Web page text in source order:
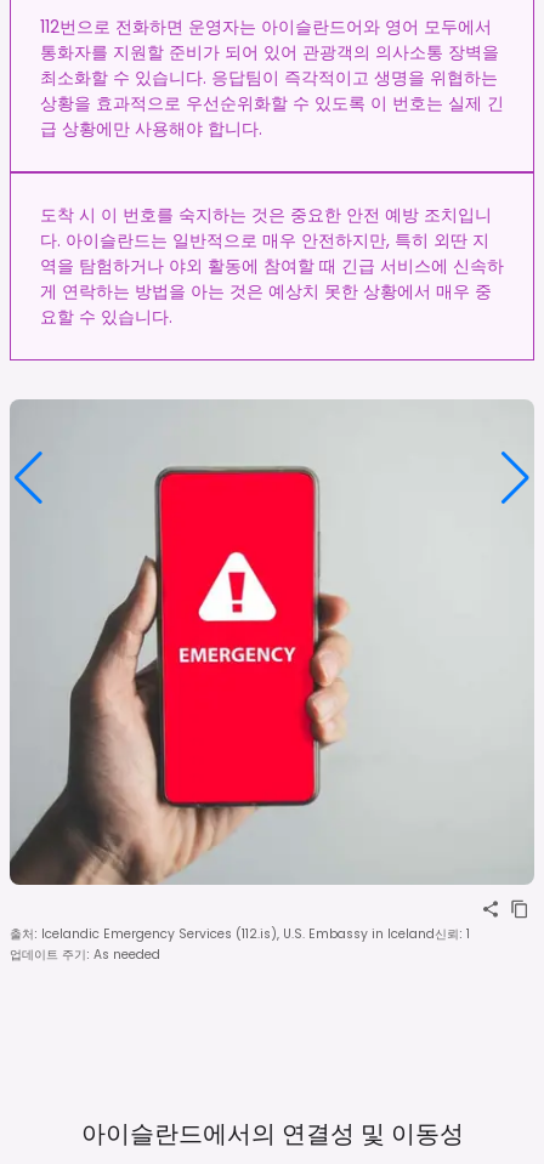
112번으로 전화하면 운영자는 아이슬란드어와 영어 모두에서
통화자를 지원할 준비가 되어 있어 관광객의 의사소통 장벽을
최소화할 수 있습니다. 응답팀이 즉각적이고 생명을 위협하는
상황을 효과적으로 우선순위화할 수 있도록 이 번호는 실제 긴
급 상황에만 사용해야 합니다.
도착 시 이 번호를 숙지하는 것은 중요한 안전 예방 조치입니
다. 아이슬란드는 일반적으로 매우 안전하지만, 특히 외딴 지
역을 탐험하거나 야외 활동에 참여할 때 긴급 서비스에 신속하
게 연락하는 방법을 아는 것은 예상치 못한 상황에서 매우 중
요할 수 있습니다.
출처: Icelandic Emergency Services (112.is), U.S. Embassy in Iceland신뢰: 1
업데이트 주기: As needed
아이슬란드에서의 연결성 및 이동성